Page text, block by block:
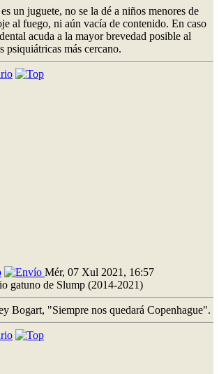
un juguete, no se la dé a niños menores de
al fuego, ni aún vacía de contenido. En caso
acuda a la mayor brevedad posible al
psiquiátricas más cercano.
Mér, 07 Xul 2021, 16:57
gatuno de Slump (2014-2021)
Bogart, "Siempre nos quedará Copenhague".